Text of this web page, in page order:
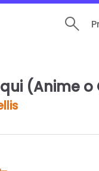
(Anime